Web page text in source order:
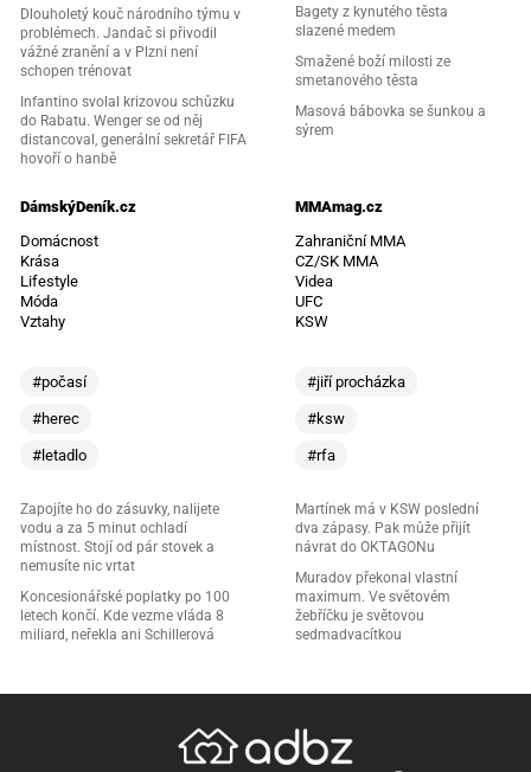
Dlouholetý kouč národního týmu v
problémech. Jandač si přivodil
vážné zranění a v Plzni není
schopen trénovat
Infantino svolal krizovou schůzku
do Rabatu. Wenger se od něj
distancoval, generální sekretář FIFA
hovoří o hanbě
Bagety z kynutého těsta
slazené medem
Smažené boží milosti ze
smetanového těsta
Masová bábovka se šunkou a
sýrem
DámskýDeník.cz
Domácnost
Krása
Lifestyle
Móda
Vztahy
#počasí
#herec
#letadlo
Zapojíte ho do zásuvky, nalijete
vodu a za 5 minut ochladí
místnost. Stojí od pár stovek a
nemusíte nic vrtat
Koncesionářské poplatky po 100
letech končí. Kde vezme vláda 8
miliard, neřekla ani Schillerová
MMAmag.cz
Zahraniční MMA
CZ/SK MMA
Videa
UFC
KSW
#jiří procházka
#ksw
#rfa
Martínek má v KSW poslední
dva zápasy. Pak může přijít
návrat do OKTAGONu
Muradov překonal vlastní
maximum. Ve světovém
žebříčku je světovou
sedmadvacítkou